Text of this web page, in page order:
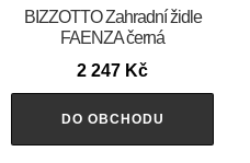
BIZZOTTO Zahradní židle
FAENZA černá
2 247 Kč
DO OBCHODU